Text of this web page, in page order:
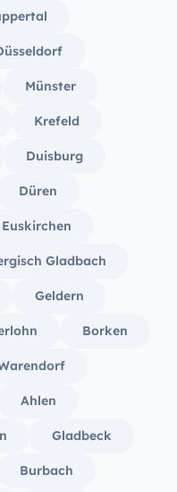
Münster
Krefeld
Duisburg
Düren
Euskirchen
Gladbach
Geldern
Borken
Ahlen
Gladbeck
Burbach